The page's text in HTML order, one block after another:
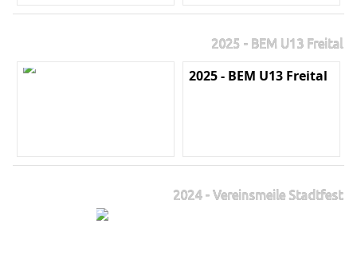
2025 - BEM U13 Freital
2025 - BEM U13 Freital
2024 - Vereinsmeile Stadtfest